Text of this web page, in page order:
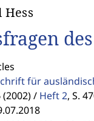
für
(2002) / Heft 2, S.